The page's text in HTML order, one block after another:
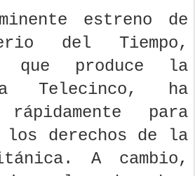
estreno de
del Tiempo,
que produce la
Telecinco, ha
rápidamente para
los derechos de la
A cambio,